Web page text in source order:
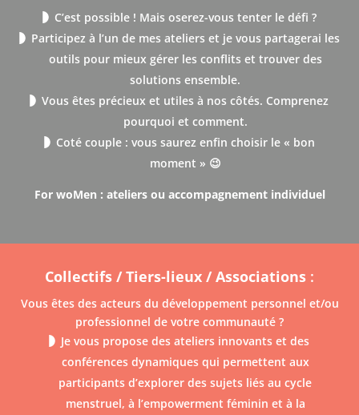
C’est possible ! Mais oserez-vous tenter le défi ?
Participez à l’un de mes ateliers et je vous partagerai les
outils pour mieux gérer les conflits et trouver des
solutions ensemble.
Vous êtes précieux et utiles à nos côtés. Comprenez
pourquoi et comment.
Coté couple : vous saurez enfin choisir le « bon
moment » 😉
For woMen : ateliers ou accompagnement individuel
Collectifs / Tiers-lieux / Associations :
Vous êtes des acteurs du développement personnel et/ou
professionnel de votre communauté ?
Je vous propose des ateliers innovants et des
conférences dynamiques qui permettent aux
participants d’explorer des sujets liés au cycle
menstruel, à l’empowerment féminin et à la